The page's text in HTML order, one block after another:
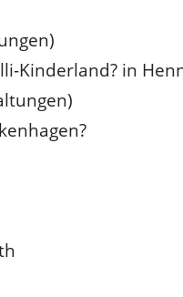
Kinderland? in